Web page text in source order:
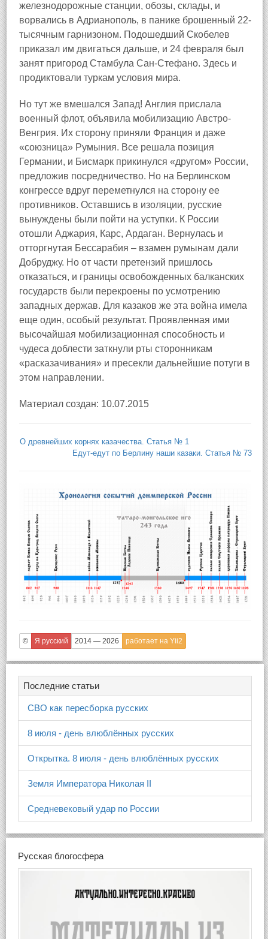
железнодорожные станции, обозы, склады, и
ворвались в Адрианополь, в панике брошенный 22-
тысячным гарнизоном. Подошедший Скобелев
приказал им двигаться дальше, и 24 февраля был
занят пригород Стамбула Сан-Стефано. Здесь и
продиктовали туркам условия мира.
Но тут же вмешался Запад! Англия прислала
военный флот, объявила мобилизацию Австро-
Венгрия. Их сторону приняли Франция и даже
«союзница» Румыния. Все решала позиция
Германии, и Бисмарк прикинулся «другом» России,
предложив посредничество. Но на Берлинском
конгрессе вдруг переметнулся на сторону ее
противников. Оставшись в изоляции, русские
вынуждены были пойти на уступки. К России
отошли Аджария, Карс, Ардаган. Вернулась и
отторгнутая Бессарабия – взамен румынам дали
Добруджу. Но от части претензий пришлось
отказаться, и границы освобожденных балканских
государств были перекроены по усмотрению
западных держав. Для казаков же эта война имела
еще один, особый результат. Проявленная ими
высочайшая мобилизационная способность и
чудеса доблести заткнули рты сторонникам
«расказачивания» и пресекли дальнейшие потуги в
этом направлении.
Материал создан: 10.07.2015
О древнейших корнях казачества. Статья № 1
Едут-едут по Берлину наши казаки. Статья № 73
© Я русский 2014 — 2026 работает на Yii2
Последние статьи
СВО как пересборка русских
8 июля - день влюблённых русских
Открытка. 8 июля - день влюблённых русских
Земля Императора Николая II
Средневековый удар по России
Русская блогосфера